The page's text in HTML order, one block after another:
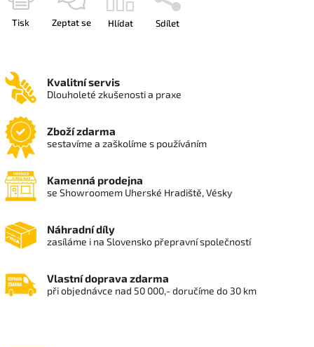
Tisk Zeptat se Hlídat Sdílet
Kvalitní servis
Dlouholeté zkušenosti a praxe
Zboží zdarma
sestavíme a zaškolíme s používáním
Kamenná prodejna
se Showroomem Uherské Hradiště, Vésky
Náhradní díly
zasíláme i na Slovensko přepravní společností
Vlastní doprava zdarma
při objednávce nad 50 000,- doručíme do 30 km